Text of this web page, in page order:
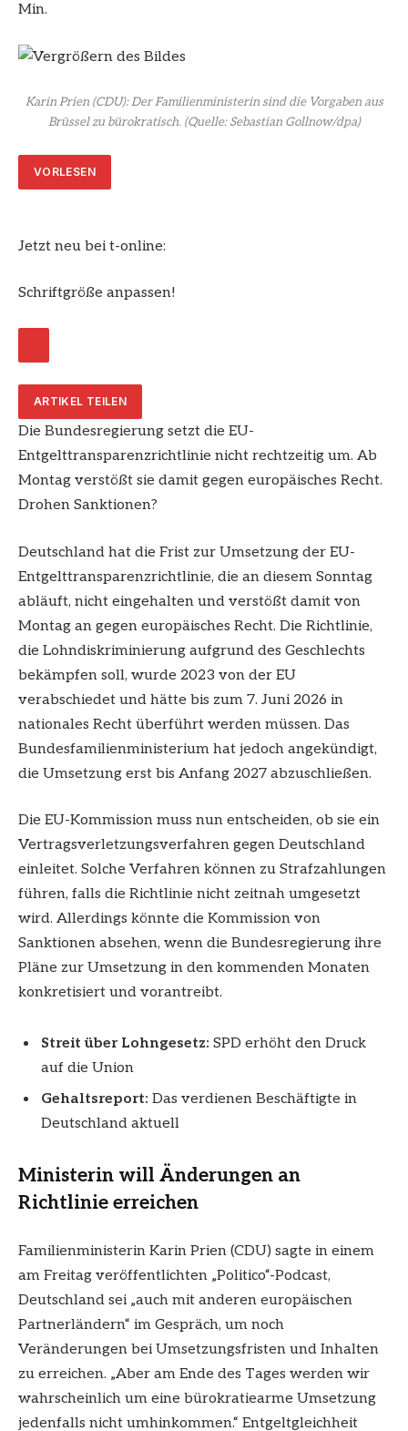
Min.
Karin Prien (CDU): Der Familienministerin sind die Vorgaben aus
Brüssel zu bürokratisch.(Quelle: Sebastian Gollnow/dpa)
VORLESEN
Jetzt neu bei t-online:
Schriftgröße anpassen!
ARTIKEL TEILEN
Die Bundesregierung setzt die EU-
Entgelttransparenzrichtlinie nicht rechtzeitig um. Ab
Montag verstößt sie damit gegen europäisches Recht.
Drohen Sanktionen?
Deutschland hat die Frist zur Umsetzung der EU-
Entgelttransparenzrichtlinie, die an diesem Sonntag
abläuft, nicht eingehalten und verstößt damit von
Montag an gegen europäisches Recht. Die Richtlinie,
die Lohndiskriminierung aufgrund des Geschlechts
bekämpfen soll, wurde 2023 von der EU
verabschiedet und hätte bis zum 7. Juni 2026 in
nationales Recht überführt werden müssen. Das
Bundesfamilienministerium hat jedoch angekündigt,
die Umsetzung erst bis Anfang 2027 abzuschließen.
Die EU-Kommission muss nun entscheiden, ob sie ein
Vertragsverletzungsverfahren gegen Deutschland
einleitet. Solche Verfahren können zu Strafzahlungen
führen, falls die Richtlinie nicht zeitnah umgesetzt
wird. Allerdings könnte die Kommission von
Sanktionen absehen, wenn die Bundesregierung ihre
Pläne zur Umsetzung in den kommenden Monaten
konkretisiert und vorantreibt.
Streit über Lohngesetz: SPD erhöht den Druck
auf die Union
Gehaltsreport: Das verdienen Beschäftigte in
Deutschland aktuell
Ministerin will Änderungen an
Richtlinie erreichen
Familienministerin Karin Prien (CDU) sagte in einem
am Freitag veröffentlichten „Politico“-Podcast,
Deutschland sei „auch mit anderen europäischen
Partnerländern“ im Gespräch, um noch
Veränderungen bei Umsetzungsfristen und Inhalten
zu erreichen. „Aber am Ende des Tages werden wir
wahrscheinlich um eine bürokratiearme Umsetzung
jedenfalls nicht umhinkommen.“ Entgeltgleichheit